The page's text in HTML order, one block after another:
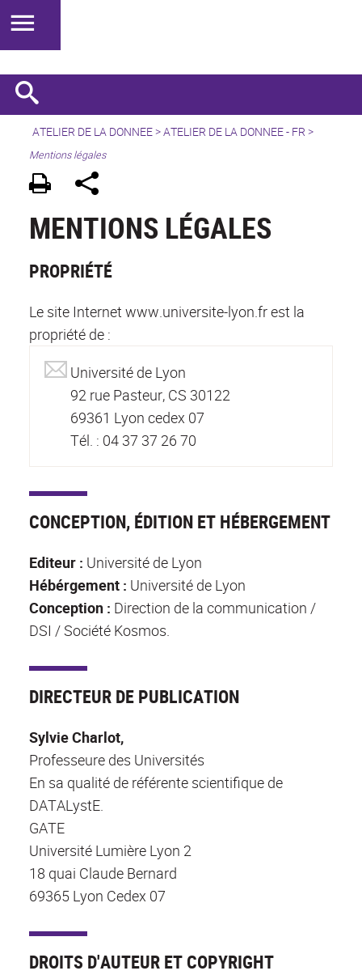
ATELIER DE LA DONNEE>ATELIER DE LA DONNEE - FR >
Mentions légales
MENTIONS LÉGALES
PROPRIÉTÉ
Le site Internet www.universite-lyon.fr est la
propriété de :
Université de Lyon
92 rue Pasteur, CS 30122
69361 Lyon cedex 07
Tél. : 04 37 37 26 70
CONCEPTION, ÉDITION ET HÉBERGEMENT
Editeur : Université de Lyon
Hébérgement : Université de Lyon
Conception : Direction de la communication /
DSI / Société Kosmos.
DIRECTEUR DE PUBLICATION
Sylvie Charlot,
Professeure des Universités
En sa qualité de référente scientifique de
DATALystE.
GATE
Université Lumière Lyon 2
18 quai Claude Bernard
69365 Lyon Cedex 07
DROITS D'AUTEUR ET COPYRIGHT